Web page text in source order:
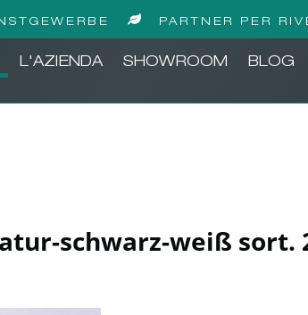
PARTNER PER
L'AZIENDA SHOWROOM BLOG
schwarz-weiß sort.